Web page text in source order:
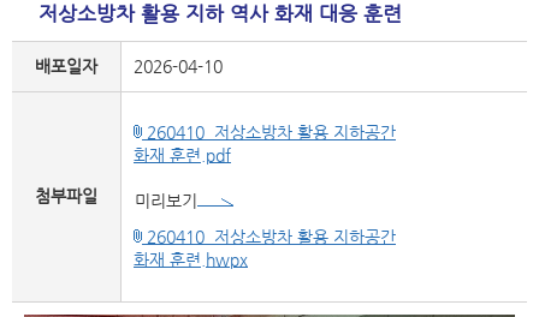
저상소방차 활용 지하 역사 화재 대응 훈련
배포일자 2026-04-10
첨부파일
260410_저상소방차 활용 지하공간
화재 훈련.pdf
미리보기
260410_저상소방차 활용 지하공간
화재 훈련.hwpx